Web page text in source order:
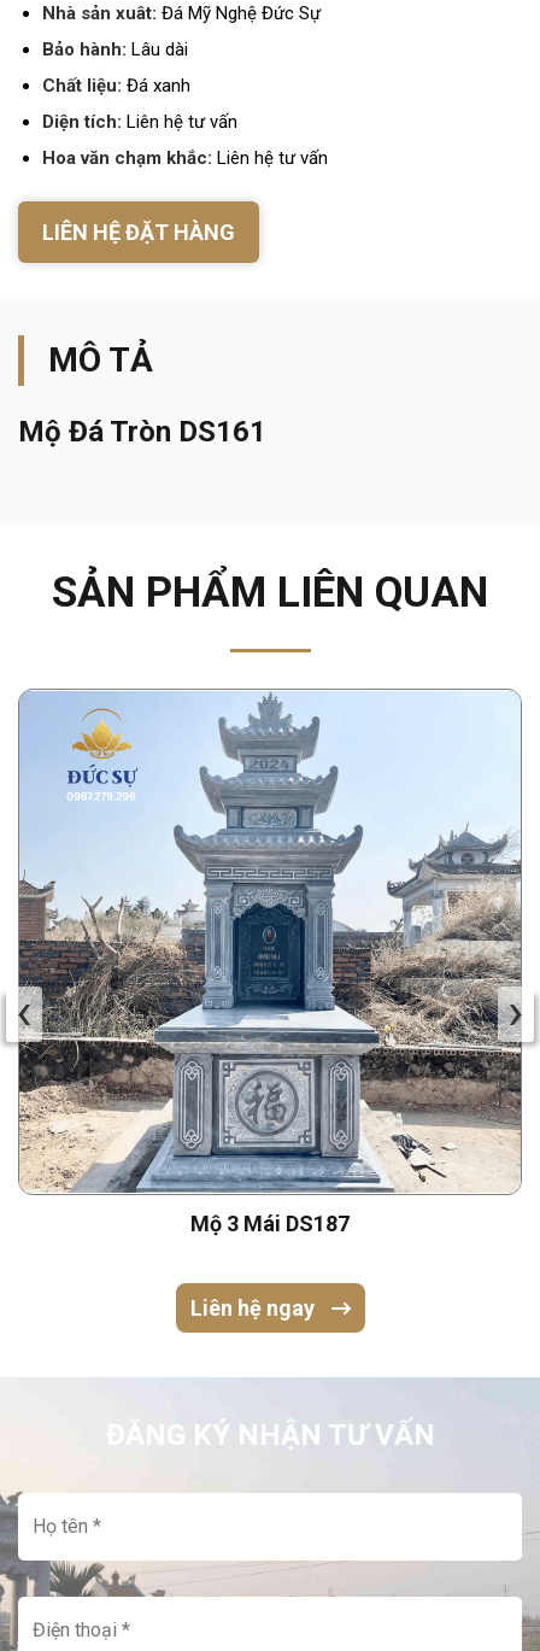
Nhà sản xuât: Đá Mỹ Nghệ Đức Sự
Bảo hành: Lâu dài
Chất liệu: Đá xanh
Diện tích: Liên hệ tư vấn
Hoa văn chạm khắc: Liên hệ tư vấn
LIÊN HỆ ĐẶT HÀNG
MÔ TẢ
Mộ Đá Tròn DS161
SẢN PHẨM LIÊN QUAN
Mộ 3 Mái DS187
Liên hệ ngay
‹ ›
ĐĂNG KÝ NHẬN TƯ VẤN